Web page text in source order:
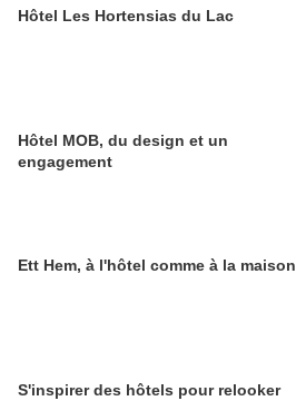
Hôtel Les Hortensias du Lac
Hôtel MOB, du design et un
engagement
Ett Hem, à l'hôtel comme à la maison
S'inspirer des hôtels pour relooker